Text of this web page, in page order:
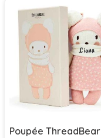
Poupée ThreadBear